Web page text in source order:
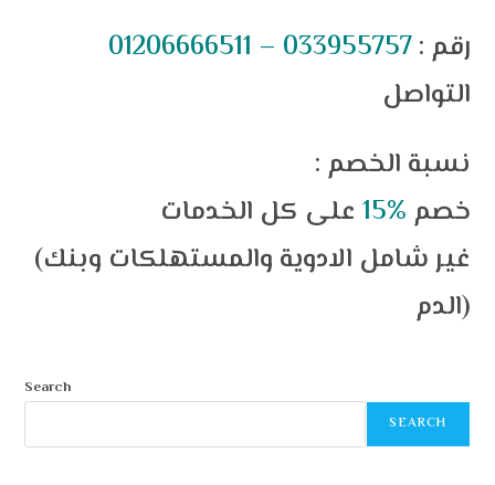
01206666511 – 033955757: رقم
التواصل
: نسبة الخصم
خصم %15
على كل الخدمات
(غير شامل الادوية والمستهلكات وبنك
الدم)
Search
SEARCH